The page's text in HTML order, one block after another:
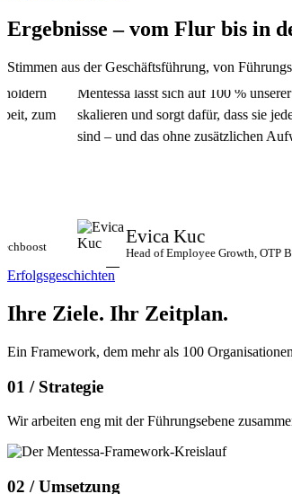
Ergebnisse – vom Flur bis in
Stimmen aus der Geschäftsführung, von
Mentessa lässt sich auf 100 % unserer
skalieren und sorgt dafür, dass sie jeden
sind – und das ohne zusätzlichen Aufwand
Evica Kuc
Head of Employee Growth, OTP Bank
Erfolgsgeschichten
Ihre Ziele. Ihr Zeitplan.
Ein Framework, dem mehr als 100
01 /Strategie
Wir arbeiten eng mit der Führungsebene
02 /Umsetzung